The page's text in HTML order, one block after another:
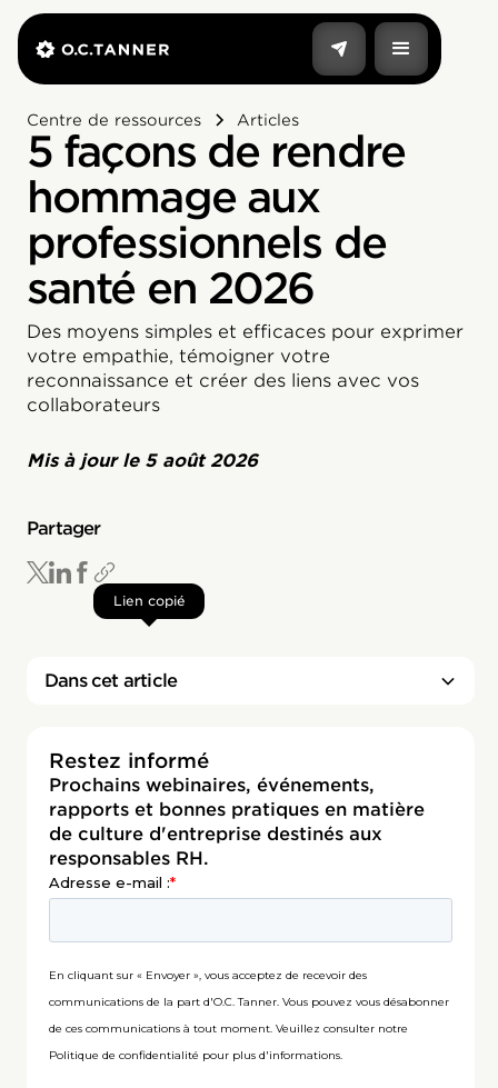
Centre de ressources Articles
5 façons de rendre
hommage aux
professionnels de
santé en 2026
Des moyens simples et efficaces pour exprimer
votre empathie, témoigner votre
reconnaissance et créer des liens avec vos
collaborateurs
Mis à jour le 5 août 2026
Partager
Lien copié
Dans cet article
Restez informé
Prochains webinaires, événements,
rapports et bonnes pratiques en matière
de culture d'entreprise destinés aux
responsables RH.